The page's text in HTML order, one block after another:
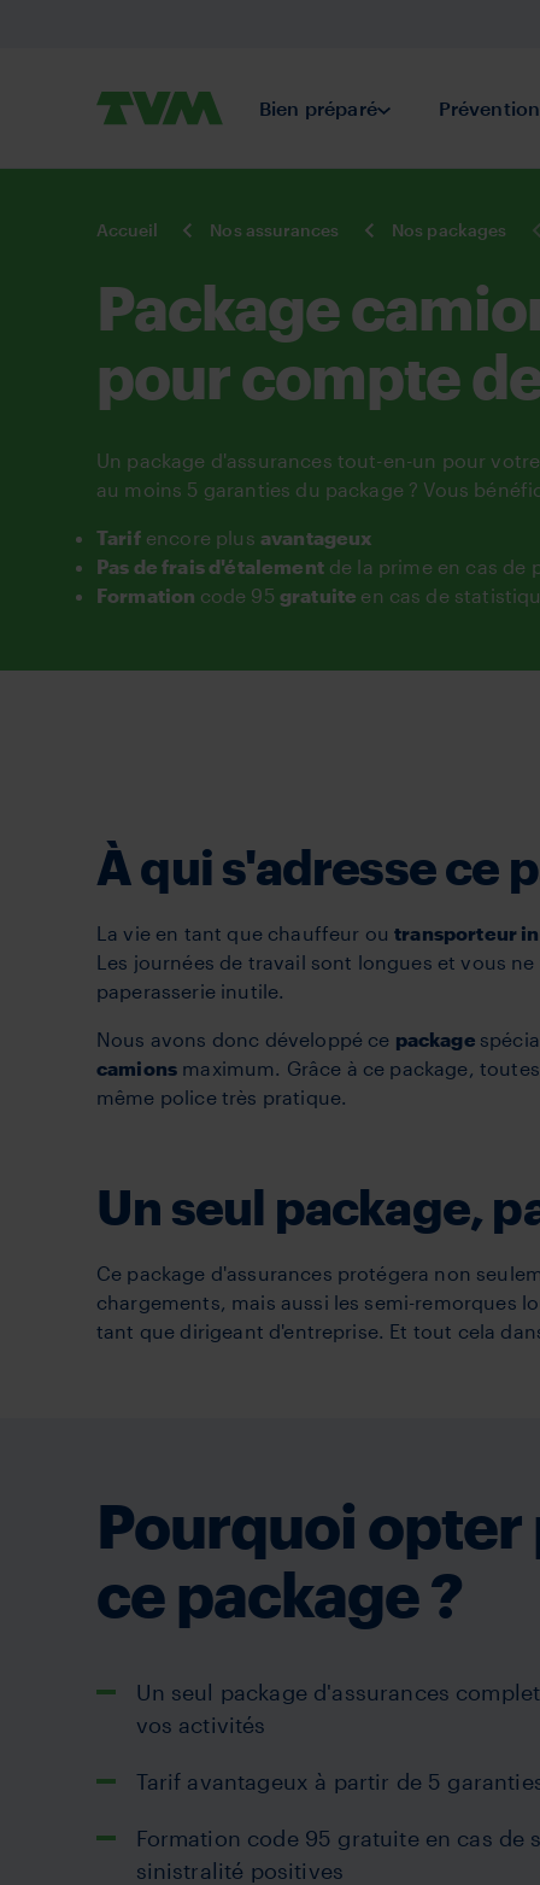
TVMPrimaire
Bien préparéSubmenu Bien
Prévention
You
Accueil Nos assurances Nos packages
Package
pour compte
Un package d'assurances tout-en-un pour
au moins 5 garanties du package ? Vous
Tarifencore plus avantageux
Pas de frais d'étalementde la prime en cas de
Formation code 95 gratuite en cas de
À qui s'adresse ce
La vie en tant que chauffeur outransporteur
Les journées de travail sont longues et vous
paperasserie inutile.
Nous avons donc développé ce package
camions maximum. Grâce à ce package,
même police très pratique.
Un seul package,
Ce package d'assurances protégera non
chargements, mais aussi les semi-remorques
tant que dirigeant d'entreprise. Et tout cela
Pourquoi opter
ce package ?
Un seul package d'assurances
vos activités
Tarif avantageux à partir de 5
Formation code 95 gratuite en cas de
sinistralité positives